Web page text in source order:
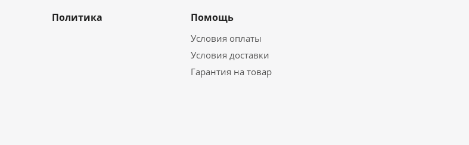
Политика Помощь
Условия оплаты
Условия доставки
Гарантия на товар